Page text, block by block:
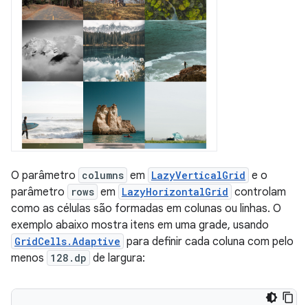
O parâmetro columns em LazyVerticalGrid e o
parâmetro
rows em LazyHorizontalGrid controlam
como as células são formadas em colunas ou linhas. O
exemplo abaixo mostra itens em uma grade, usando
GridCells.Adaptive para definir cada coluna com pelo
menos 128.dp de largura: